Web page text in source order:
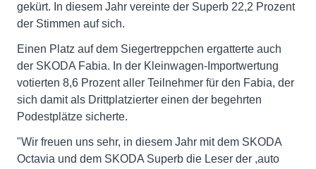
gekürt. In diesem Jahr vereinte der Superb 22,2 Prozent
der Stimmen auf sich.
Einen Platz auf dem Siegertreppchen ergatterte auch
der SKODA Fabia. In der Kleinwagen-Importwertung
votierten 8,6 Prozent aller Teilnehmer für den Fabia, der
sich damit als Drittplatzierter einen der begehrten
Podestplätze sicherte.
"Wir freuen uns sehr, in diesem Jahr mit dem SKODA
Octavia und dem SKODA Superb die Leser der ,auto